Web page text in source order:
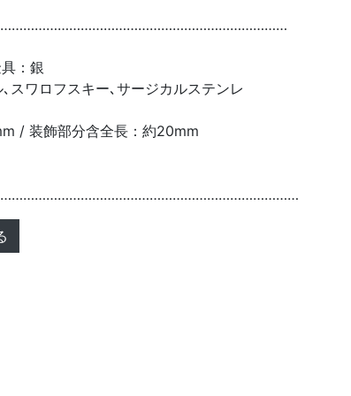
：銀
スワロフスキー､サージカルステンレ
/ 装飾部分含全長：約20mm